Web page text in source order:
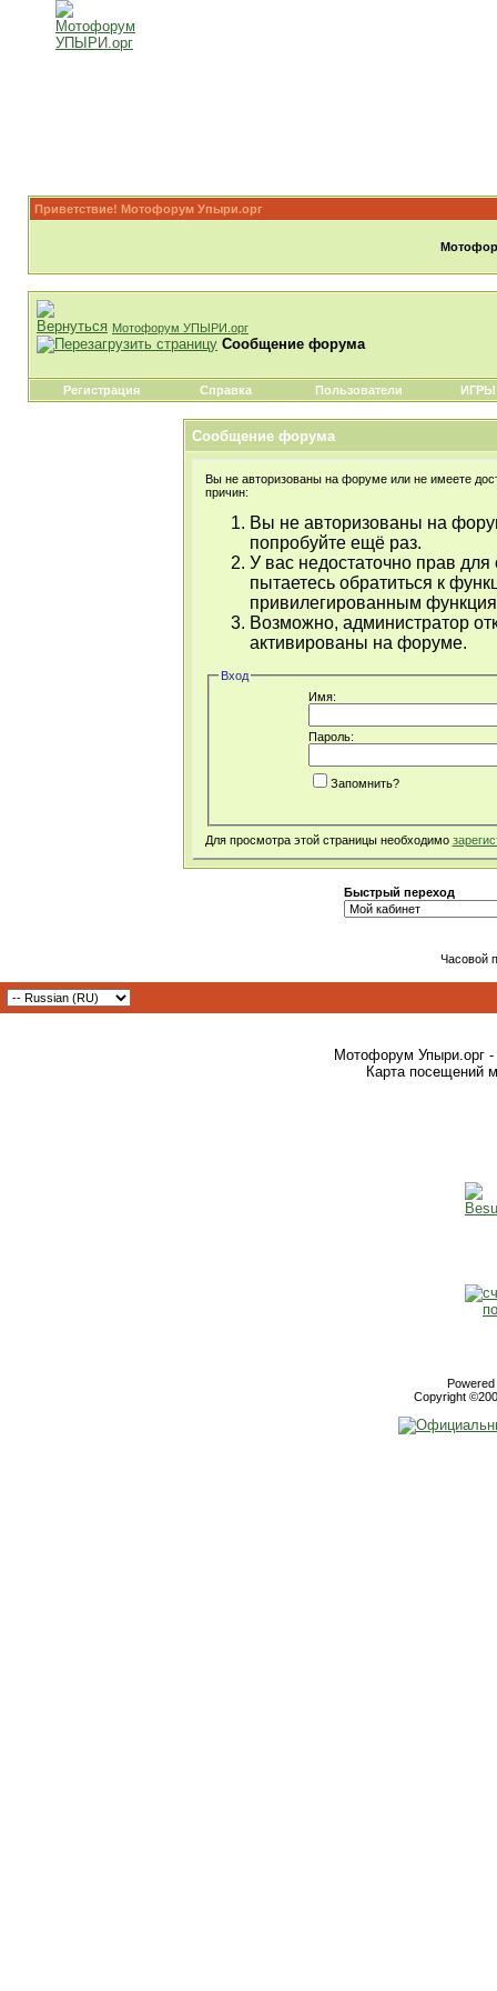
Приветствие! Мотофорум Упыри.орг
Мотофорум УПЫРИ.орг
Сообщение форума
Регистрация Справка Пользователи ИГРЫ
Сообщение форума
Вы не авторизованы на форуме или не имеете
причин:
Вы не авторизованы на
попробуйте ещё раз.
У вас недостаточно прав
пытаетесь обратиться к
привилегированным
Возможно, администратор
активированы на форуме.
Вход
Имя:
Пароль:
Запомнить?
Для просмотра этой страницы необходимо
Быстрый переход
Часовой
Мотофорум Упыри.орг -
Карта посещений
Copyright